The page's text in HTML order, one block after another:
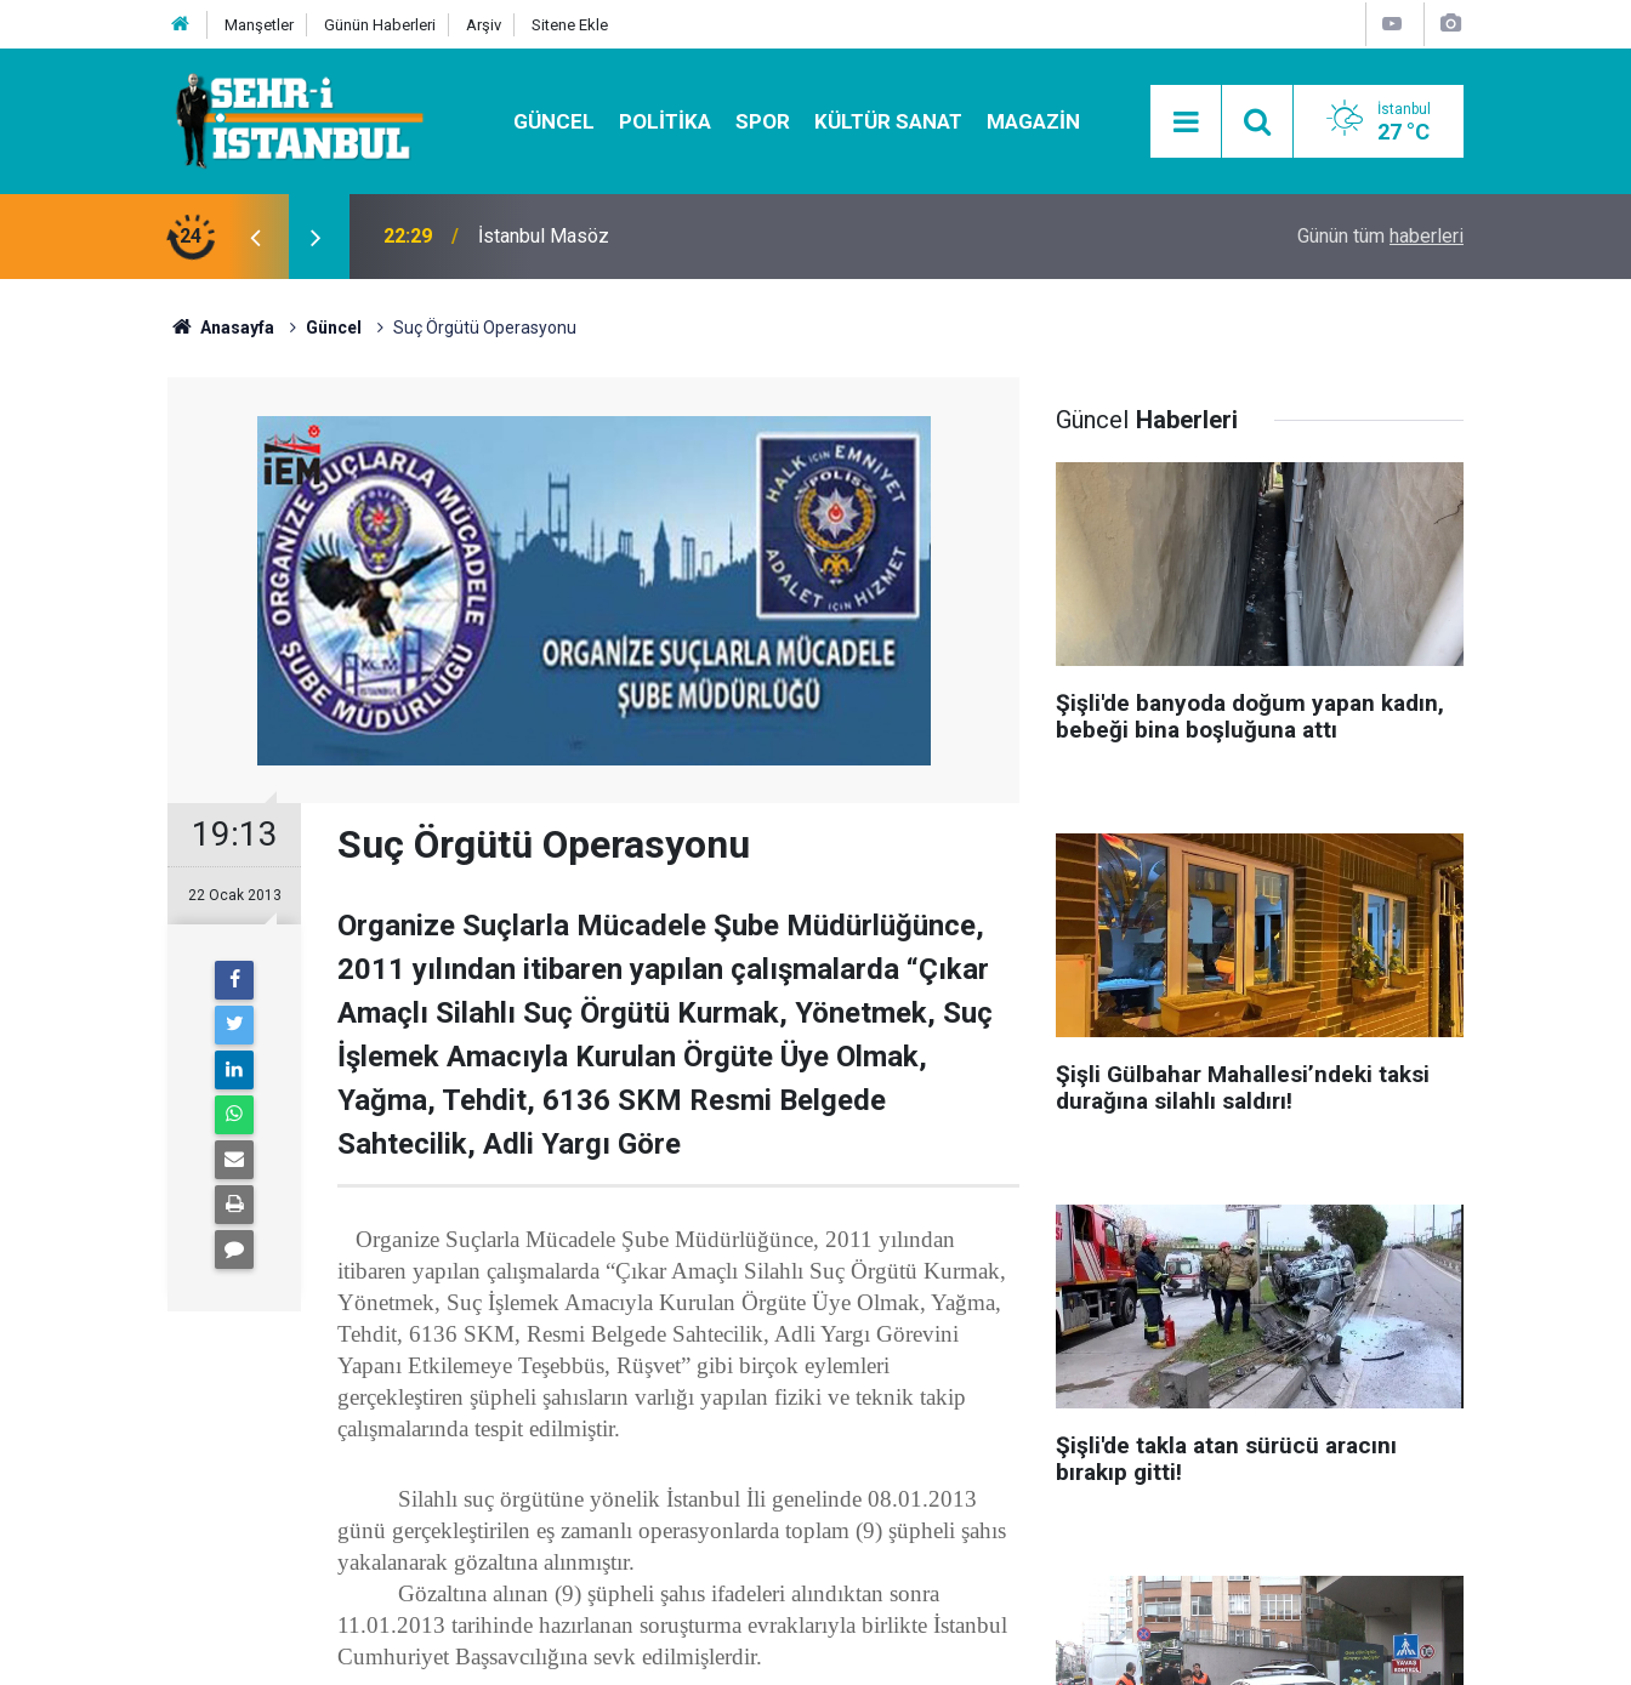
Manşetler Günün Haberleri Arşiv Sitene Ekle
GÜNCEL POLITIKA SPOR KÜLTÜR SANAT MAGAZIN İstanbul
27 °C
24 07:32 Kutu Sihirbazı ile Estetik, Dayanıklı ve Çevre Dostu Ambalaj Mobil Araçlarla Hayır Lokması Dağıtımının
Günün tüm haberleri
Anasayfa Güncel Suç Örgütü Operasyonu
19:13
22 Ocak 2013
Suç Örgütü Operasyonu
Organize Suçlarla Mücadele Şube Müdürlüğünce,
2011 yılından itibaren yapılan çalışmalarda “Çıkar
Amaçlı Silahlı Suç Örgütü Kurmak, Yönetmek, Suç
İşlemek Amacıyla Kurulan Örgüte Üye Olmak,
Yağma, Tehdit, 6136 SKM Resmi Belgede
Sahtecilik, Adli Yargı Göre
Organize Suçlarla Mücadele Şube Müdürlüğünce, 2011 yılından
itibaren yapılan çalışmalarda “Çıkar Amaçlı Silahlı Suç Örgütü Kurmak,
Yönetmek, Suç İşlemek Amacıyla Kurulan Örgüte Üye Olmak, Yağma,
Tehdit, 6136 SKM, Resmi Belgede Sahtecilik, Adli Yargı Görevini
Yapanı Etkilemeye Teşebbüs, Rüşvet” gibi birçok eylemleri
gerçekleştiren şüpheli şahısların varlığı yapılan fiziki ve teknik takip
çalışmalarında tespit edilmiştir.
Silahlı suç örgütüne yönelik İstanbul İli genelinde 08.01.2013
günü gerçekleştirilen eş zamanlı operasyonlarda toplam (9) şüpheli şahıs
yakalanarak gözaltına alınmıştır.
Gözaltına alınan (9) şüpheli şahıs ifadeleri alındıktan sonra
11.01.2013 tarihinde hazırlanan soruşturma evraklarıyla birlikte İstanbul
Cumhuriyet Başsavcılığına sevk edilmişlerdir.
Güncel Haberleri
Şişli'de banyoda doğum yapan kadın,
bebeği bina boşluğuna attı
Şişli Gülbahar Mahallesi’ndeki taksi
durağına silahlı saldırı!
Şişli'de takla atan sürücü aracını
bırakıp gitti!